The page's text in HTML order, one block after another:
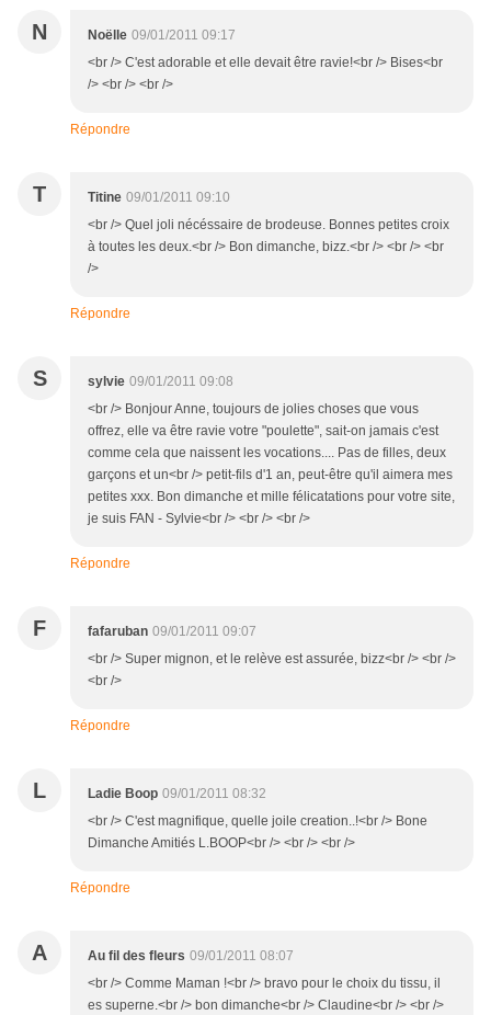
N Noëlle 09/01/2011 09:17
<br /> C'est adorable et elle devait être ravie!<br /> Bises<br
/> <br /> <br />
Répondre
T Titine 09/01/2011 09:10
<br /> Quel joli nécéssaire de brodeuse. Bonnes petites croix
à toutes les deux.<br /> Bon dimanche, bizz.<br /> <br /> <br
/>
Répondre
S sylvie 09/01/2011 09:08
<br /> Bonjour Anne, toujours de jolies choses que vous
offrez, elle va être ravie votre "poulette", sait-on jamais c'est
comme cela que naissent les vocations.... Pas de filles, deux
garçons et un<br /> petit-fils d'1 an, peut-être qu'il aimera mes
petites xxx. Bon dimanche et mille félicatations pour votre site,
je suis FAN - Sylvie<br /> <br /> <br />
Répondre
F fafaruban 09/01/2011 09:07
<br /> Super mignon, et le relève est assurée, bizz<br /> <br />
<br />
Répondre
L Ladie Boop 09/01/2011 08:32
<br /> C'est magnifique, quelle joile creation..!<br /> Bone
Dimanche Amitiés L.BOOP<br /> <br /> <br />
Répondre
A Au fil des fleurs 09/01/2011 08:07
<br /> Comme Maman !<br /> bravo pour le choix du tissu, il
es superne.<br /> bon dimanche<br /> Claudine<br /> <br />